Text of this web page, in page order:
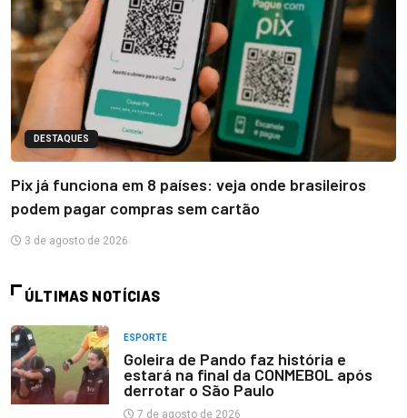
DESTAQUES
Pix já funciona em 8 países: veja onde brasileiros
podem pagar compras sem cartão
3 de agosto de 2026
ÚLTIMAS NOTÍCIAS
ESPORTE
Goleira de Pando faz história e
estará na final da CONMEBOL após
derrotar o São Paulo
7 de agosto de 2026